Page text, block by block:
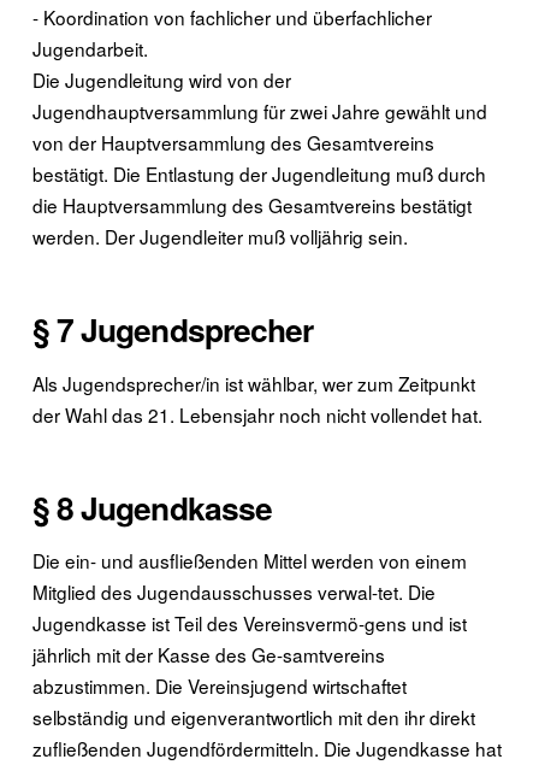
- Koordination von fachlicher und überfachlicher
Jugendarbeit.
Die Jugendleitung wird von der
Jugendhauptversammlung für zwei Jahre gewählt und
von der Hauptversammlung des Gesamtvereins
bestätigt. Die Entlastung der Jugendleitung muß durch
die Hauptversammlung des Gesamtvereins bestätigt
werden. Der Jugendleiter muß volljährig sein.
§ 7 Jugendsprecher
Als Jugendsprecher/in ist wählbar, wer zum Zeitpunkt
der Wahl das 21. Lebensjahr noch nicht vollendet hat.
§ 8 Jugendkasse
Die ein- und ausfließenden Mittel werden von einem
Mitglied des Jugendausschusses verwal-tet. Die
Jugendkasse ist Teil des Vereinsvermö-gens und ist
jährlich mit der Kasse des Ge-samtvereins
abzustimmen. Die Vereinsjugend wirtschaftet
selbständig und eigenverantwortlich mit den ihr direkt
zufließenden Jugendfördermitteln. Die Jugendkasse hat